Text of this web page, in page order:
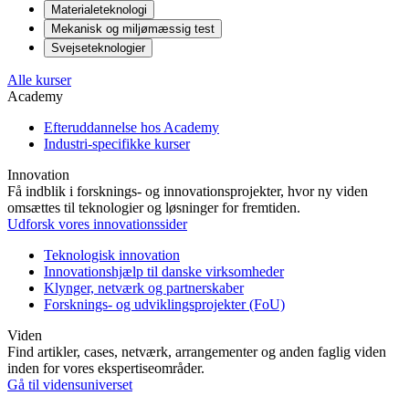
Materialeteknologi
Mekanisk og miljømæssig test
Svejseteknologier
Alle kurser
Academy
Efteruddannelse hos Academy
Industri-specifikke kurser
Innovation
Få indblik i forsknings- og innovationsprojekter, hvor ny viden
omsættes til teknologier og løsninger for fremtiden.
Udforsk vores innovationssider
Teknologisk innovation
Innovationshjælp til danske virksomheder
Klynger, netværk og partnerskaber
Forsknings- og udviklingsprojekter (FoU)
Viden
Find artikler, cases, netværk, arrangementer og anden faglig viden
inden for vores ekspertiseområder.
Gå til vidensuniverset